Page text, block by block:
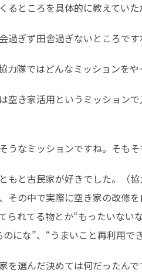
るところを具体的に教えていた
過ぎず田舎過ぎないところです
力隊ではどんなミッションをや
空き家活用というミッション
うなミッションですね。そも
もと古民家が好きでした。（
その中で実際に空き家の改修
られてる物とか“もったいない
にな”、“うまいこと再利用で
を選んだ決めては何だったんで